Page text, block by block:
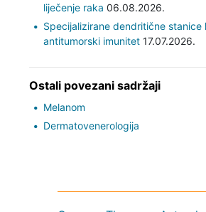
liječenje raka 06.08.2026.
Specijalizirane dendritične stanice
antitumorski imunitet17.07.2026.
Ostali povezani sadržaji
Melanom
Dermatovenerologija